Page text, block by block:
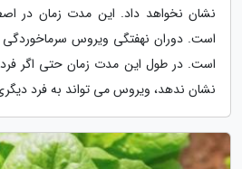
نشان نخواهد داد. این مدت زمان در
است. دوران نهفتگی ویروس
است. در طول این مدت زمان حتی اگر فرد
نشان ندهد، ویروس می تواند به فرد